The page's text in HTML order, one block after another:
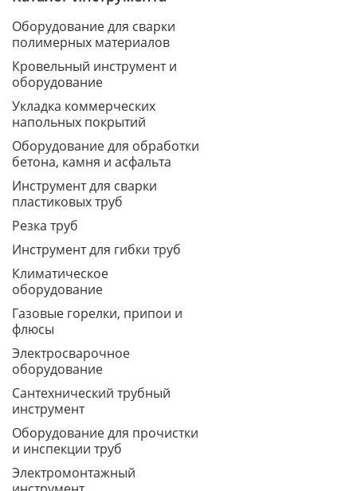
Оборудование для сварки
полимерных материалов
Кровельный инструмент и
оборудование
Укладка коммерческих
напольных покрытий
Оборудование для обработки
бетона, камня и асфальта
Инструмент для сварки
пластиковых труб
Резка труб
Инструмент для гибки труб
Климатическое
оборудование
Газовые горелки, припои и
флюсы
Электросварочное
оборудование
Сантехнический трубный
инструмент
Оборудование для прочистки
и инспекции труб
Электромонтажный